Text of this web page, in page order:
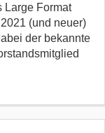
Large Format
(und neuer)
der bekannte